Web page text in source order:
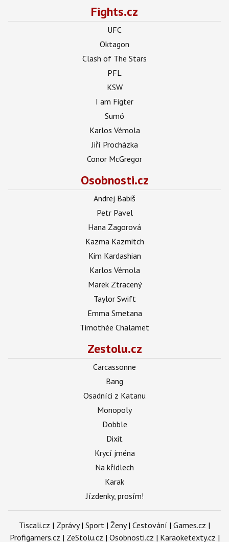
Fights.cz
UFC
Oktagon
Clash of The Stars
PFL
KSW
I am Figter
Sumó
Karlos Vémola
Jiří Procházka
Conor McGregor
Osobnosti.cz
Andrej Babiš
Petr Pavel
Hana Zagorová
Kazma Kazmitch
Kim Kardashian
Karlos Vémola
Marek Ztracený
Taylor Swift
Emma Smetana
Timothée Chalamet
Zestolu.cz
Carcassonne
Bang
Osadníci z Katanu
Monopoly
Dobble
Dixit
Krycí jména
Na křídlech
Karak
Jízdenky, prosím!
Tiscali.cz | Zprávy| Sport | Ženy| Cestování | Games.cz |
Profigamers.cz | ZeStolu.cz | Osobnosti.cz | Karaoketexty.cz |